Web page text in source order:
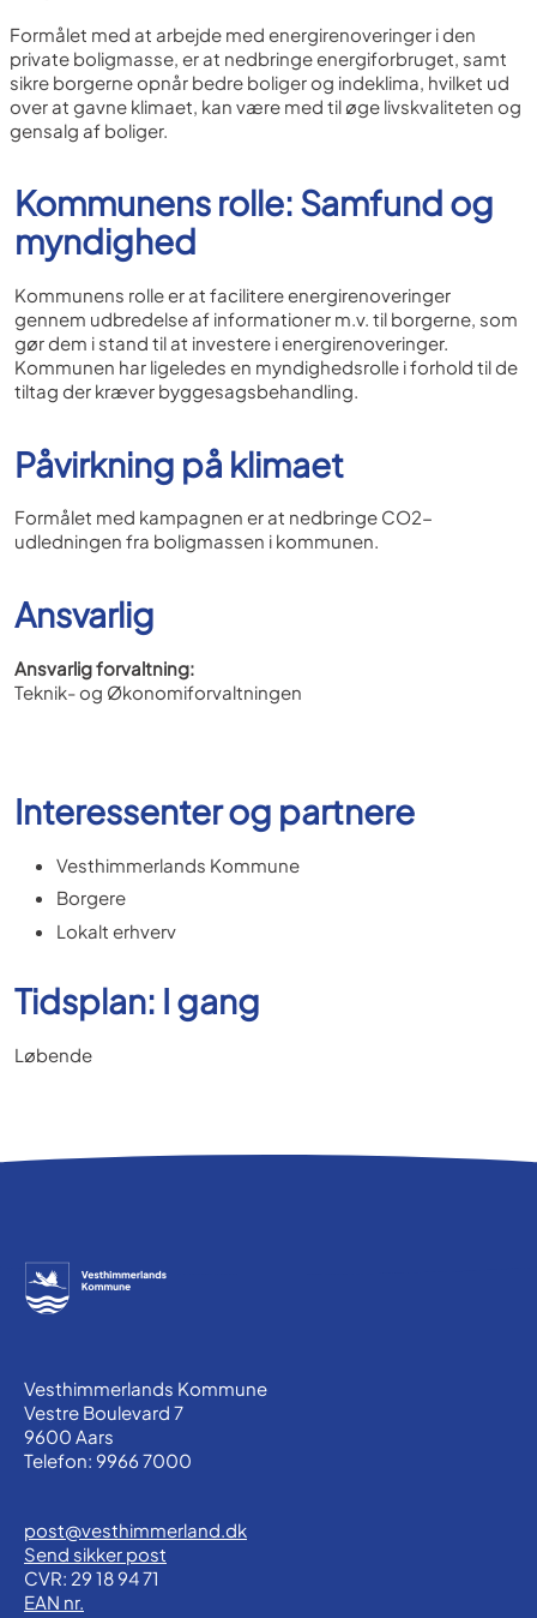
Formålet med at arbejde med energirenoveringer i den
private boligmasse, er at nedbringe energiforbruget, samt
sikre borgerne opnår bedre boliger og indeklima, hvilket ud
over at gavne klimaet, kan være med til øge livskvaliteten og
gensalg af boliger.
Kommunens rolle: Samfund og
myndighed
Kommunens rolle er at facilitere energirenoveringer
gennem udbredelse af informationer m.v. til borgerne, som
gør dem i stand til at investere i energirenoveringer.
Kommunen har ligeledes en myndighedsrolle i forhold til de
tiltag der kræver byggesagsbehandling.
Påvirkning på klimaet
Formålet med kampagnen er at nedbringe CO2-
udledningen fra boligmassen i kommunen.
Ansvarlig
Ansvarlig forvaltning:
Teknik- og Økonomiforvaltningen
Interessenter og partnere
Vesthimmerlands Kommune
Borgere
Lokalt erhverv
Tidsplan: I gang
Løbende
Vesthimmerlands Kommune
Vestre Boulevard 7
9600 Aars
Telefon: 9966 7000
post@vesthimmerland.dk
Send sikker post
CVR: 29 18 94 71
EAN nr.